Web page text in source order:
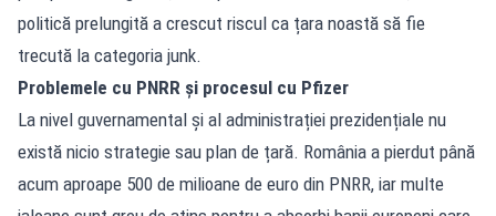
politică prelungită a crescut riscul ca țara noastă să fie
trecută la categoria junk.
Problemele cu PNRR și procesul cu Pfizer
La nivel guvernamental și al administrației prezidențiale nu
există nicio strategie sau plan de țară. România a pierdut până
acum aproape 500 de milioane de euro din PNRR, iar multe